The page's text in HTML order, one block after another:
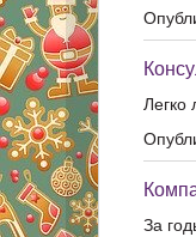
Легко
За